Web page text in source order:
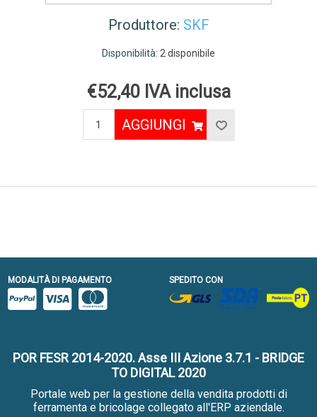
Produttore: SKF
Disponibilità: 2 disponibile
€52,40 IVA inclusa
AGGIUNGI
MODALITÀ DI PAGAMENTO SPEDITO CON
POR FESR 2014-2020. Asse III Azione 3.7.1 - BRIDGE
TO DIGITAL 2020
Portale web per la gestione della vendita prodotti di
ferramenta e bricolage collegato all'ERP aziendale.